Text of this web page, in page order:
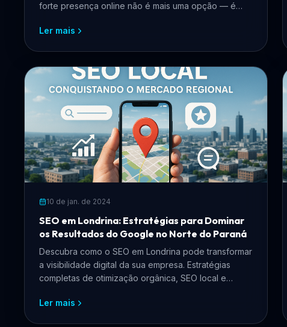
forte presença online não é mais uma opção — é
Ler mais
10 de jan. de 2024
SEO em Londrina: Estratégias para Dominar
os Resultados do Google no Norte do Paraná
Descubra como o SEO em Londrina pode transformar
a visibilidade digital da sua empresa. Estratégias
completas de otimização orgânica, SEO local e
Ler mais